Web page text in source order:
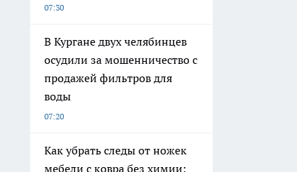
07:30
В Кургане двух челябинцев
осудили за мошенничество с
продажей фильтров для
воды
07:20
Как убрать следы от ножек
мебели с ковра без химии: